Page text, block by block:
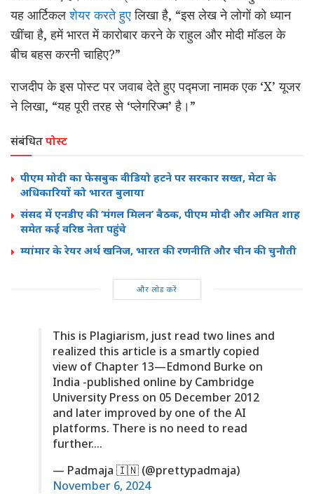
यह आर्टिकलशेयर करते हुएलिखा है, “इस लेख ने लोगों को ध्यान
खींचा है, हमें भारत में कारोबार करने के राहुल और मोदी मॉडल के
बीच बहस करनी चाहिए?”
राजदीप के इस पोस्ट पर जवाब देते हुए पद्मजा नामक एक ‘X’ यूजर
ने लिखा, “यह पूरी तरह से ‘प्लेगरिज्म’ है।”
संबंधितपोस्ट
पीएम मोदी का फेसबुक वीडियो हटने पर सरकार सख्त, मेटा के
अधिकारियों को भारत बुलाया
संसद में एनडीए की ‘मंगल मिलन’ बैठक, पीएम मोदी और अमित शाह
समेत कई वरिष्ठ नेता पहुंचे
म्यांमार के रेयर अर्थ खनिज, भारत की रणनीति और चीन की चुनौती
और लोड करें
This is Plagiarism, just read two lines and
realized this article is a smartly copied
view of Chapter 13—Edmond Burke on
India -published online by Cambridge
University Press on 05 December 2012
and later improved by one of the AI
platforms. There is no need to read
further.…
— Padmaja 🇮🇳 (@prettypadmaja)
November 6, 2024